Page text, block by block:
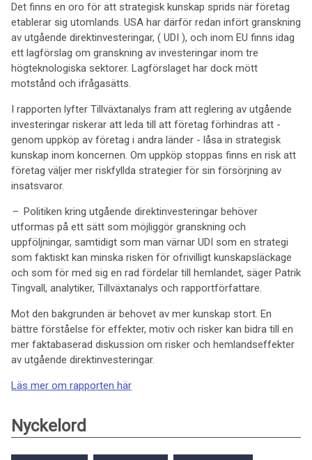
Det finns en oro för att strategisk kunskap sprids när företag
etablerar sig utomlands. USA har därför redan infört granskning
av utgående direktinvesteringar, ( UDI ), och inom EU finns idag
ett lagförslag om granskning av investeringar inom tre
högteknologiska sektorer. Lagförslaget har dock mött
motstånd och ifrågasätts.
I rapporten lyfter Tillväxtanalys fram att reglering av utgående
investeringar riskerar att leda till att företag förhindras att -
genom uppköp av företag i andra länder - låsa in strategisk
kunskap inom koncernen. Om uppköp stoppas finns en risk att
företag väljer mer riskfyllda strategier för sin försörjning av
insatsvaror.
– Politiken kring utgående direktinvesteringar behöver
utformas på ett sätt som möjliggör granskning och
uppföljningar, samtidigt som man värnar UDI som en strategi
som faktiskt kan minska risken för ofrivilligt kunskapsläckage
och som för med sig en rad fördelar till hemlandet, säger Patrik
Tingvall, analytiker, Tillväxtanalys och rapportförfattare.
Mot den bakgrunden är behovet av mer kunskap stort. En
bättre förståelse för effekter, motiv och risker kan bidra till en
mer faktabaserad diskussion om risker och hemlandseffekter
av utgående direktinvesteringar.
Läs mer om rapporten här
Nyckelord